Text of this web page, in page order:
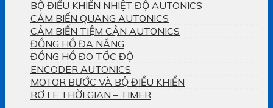
BỘ ĐIỀU KHIỂN NHIỆT ĐỘ AUTONICS
CẢM BIẾN QUANG AUTONICS
CẢM BIẾN TIỆM CẬN AUTONICS
ĐỒNG HỒ ĐA NĂNG
ĐỒNG HỒ ĐO TỐC ĐỘ
ENCODER AUTONICS
MOTOR BƯỚC VÀ BỘ ĐIỀU KHIỂN
RƠ LE THỜI GIAN – TIMER